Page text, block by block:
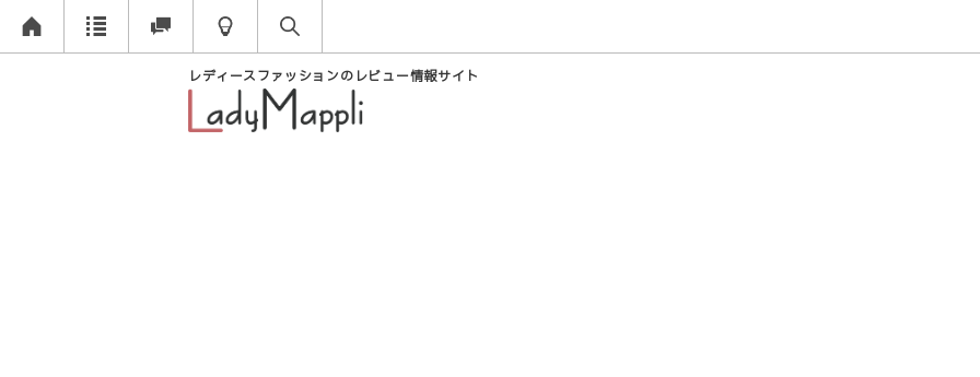
レディースファッションのレビュー情報サイト